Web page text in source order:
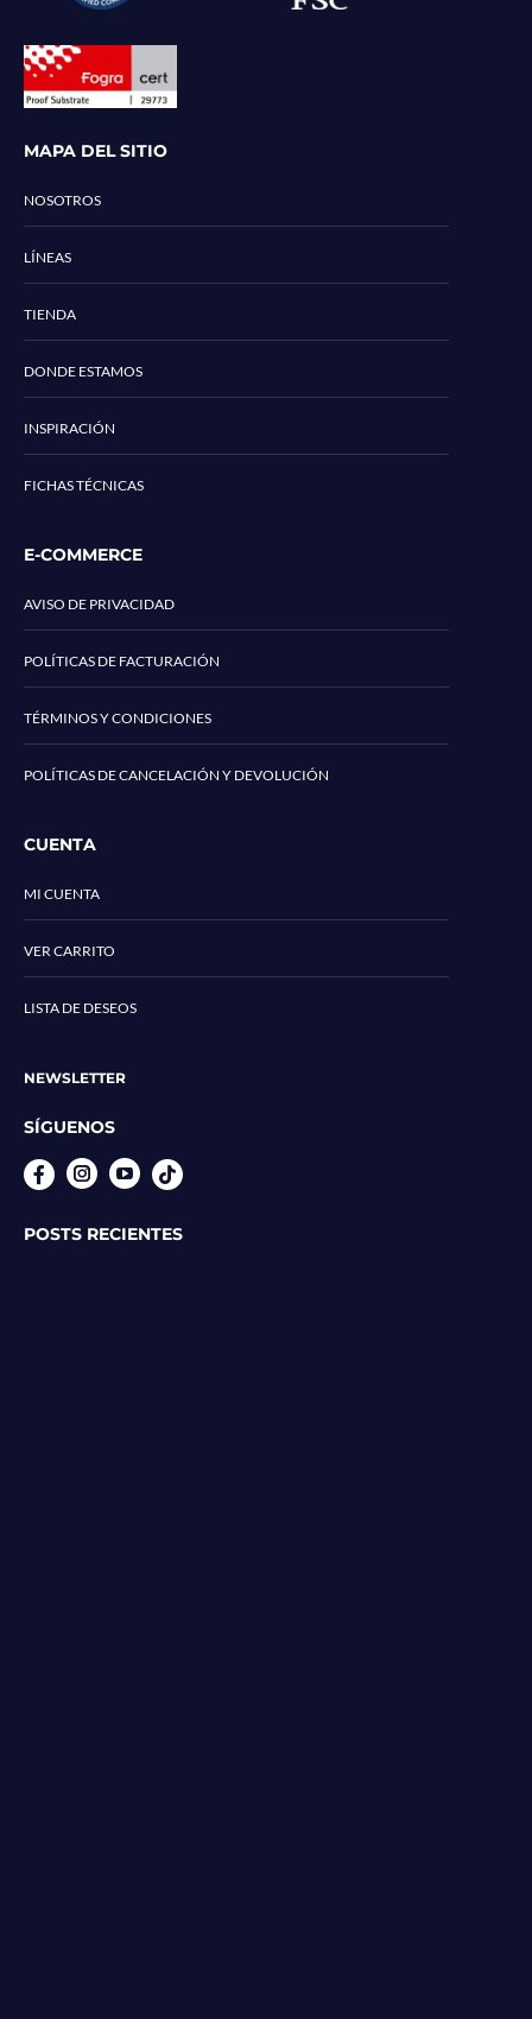
MAPA DEL SITIO
NOSOTROS
LÍNEAS
TIENDA
DONDE ESTAMOS
INSPIRACIÓN
FICHAS TÉCNICAS
E-COMMERCE
AVISO DE PRIVACIDAD
POLÍTICAS DE FACTURACIÓN
TÉRMINOS Y CONDICIONES
POLÍTICAS DE CANCELACIÓN Y DEVOLUCIÓN
CUENTA
MI CUENTA
VER CARRITO
LISTA DE DESEOS
NEWSLETTER
SÍGUENOS
InstagramYouTube
POSTS RECIENTES